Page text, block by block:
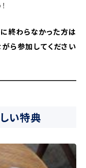
終わらなかった方は
ら参加してください
い特典